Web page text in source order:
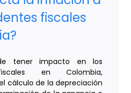
fiscales
tener impacto en los
en Colombia,
cálculo de la depreciación